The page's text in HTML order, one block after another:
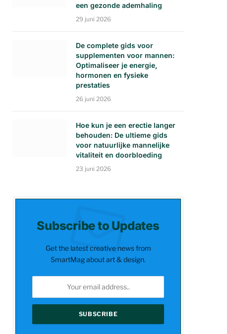
een gezonde ademhaling
29 juni 2026
De complete gids voor
supplementen voor mannen:
Optimaliseer je energie,
hormonen en fysieke
prestaties
26 juni 2026
Hoe kun je een erectie langer
behouden: De ultieme gids
voor natuurlijke mannelijke
vitaliteit en doorbloeding
23 juni 2026
Subscribe to Updates
Get the latest creative news from
SmartMag about art & design.